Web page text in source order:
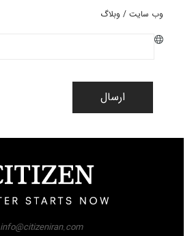
وب سایت / وبلاگ
ارسال
info@citizeniran.com